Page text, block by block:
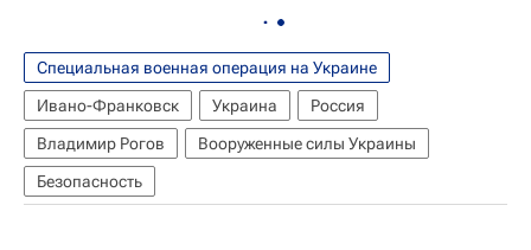
Специальная военная операция на Украине
Ивано-Франковск
Украина
Россия
Владимир Рогов
Вооруженные силы Украины
Безопасность